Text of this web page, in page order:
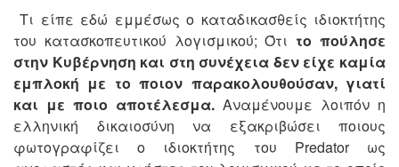
Τι είπε εδώ εμμέσως ο καταδικασθείς ιδιοκτήτης
του κατασκοπευτικού λογισμικού; Ότι το πούλησε
στην Κυβέρνηση και στη συνέχεια δεν είχε καμία
εμπλοκή με το ποιον παρακολουθούσαν, γιατί
και με ποιο αποτέλεσμα. Αναμένουμε λοιπόν η
ελληνική δικαιοσύνη να εξακριβώσει ποιους
φωτογραφίζει ο ιδιοκτήτης του Predator ως